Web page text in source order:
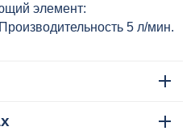
элемент:
5 л/мин.